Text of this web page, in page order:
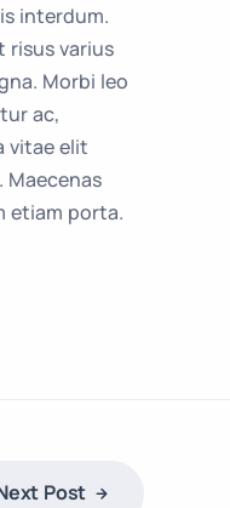
interdum.
risus varius
Morbi leo
ac,
vitae elit
Maecenas
etiam porta.
Post